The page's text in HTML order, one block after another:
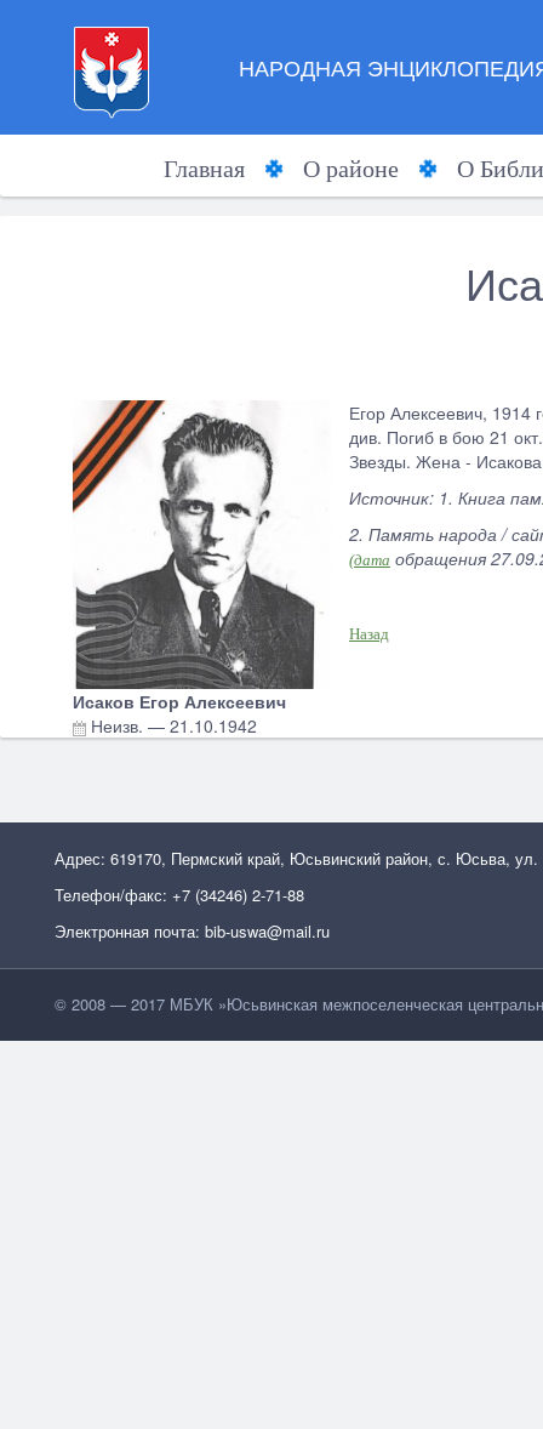
НАРОДНАЯ
Главная О районе О
Исаков Егор Алексеевич
Неизв. — 21.10.1942
Егор Алексеевич, 1914
див. Погиб в бою 21
Звезды. Жена -
Источник: 1. Книга
2. Память народа /
(дата обращения
Назад
Адрес: 619170, Пермский край, Юсьвинский район, с. Юсьва, ул.
Телефон/факс: +7 (34246) 2-71-88
Электронная почта: bib-uswa@mail.ru
© 2008 — 2017 МБУК »Юсьвинская межпоселенческая